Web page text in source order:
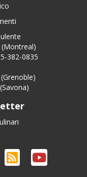
(Montreal)
382-0835